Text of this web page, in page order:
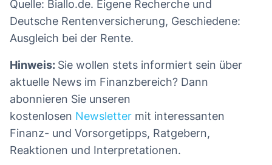
Quelle: Biallo.de. Eigene Recherche und
Deutsche Rentenversicherung, Geschiedene:
Ausgleich bei der Rente.
Hinweis: Sie wollen stets informiert sein über
aktuelle News im Finanzbereich? Dann
abonnieren Sie unseren
kostenlosen Newsletter mit interessanten
Finanz- und Vorsorgetipps, Ratgebern,
Reaktionen und Interpretationen.